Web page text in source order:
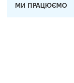
МИ ПРАЦЮЄМО